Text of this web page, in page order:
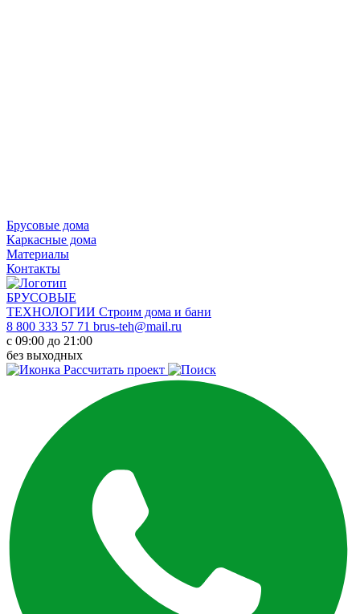
Брусовые дома
Каркасные дома
Материалы
Контакты
БРУСОВЫЕ
ТЕХНОЛОГИИ Строим дома и бани
8 800 333 57 71 brus-teh@mail.ru
с 09:00 до 21:00
без выходных
Рассчитать проект